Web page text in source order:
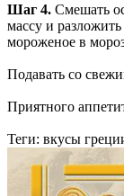
Шаг 4. Смешать
массу и
мороженое в
Подавать со
Приятного
Теги: вкусы